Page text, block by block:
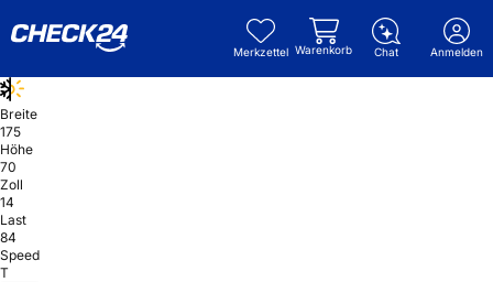
Merkzettel Warenkorb Chat Anmelden
Breite
175
Höhe
70
Zoll
14
Last
84
Speed
T